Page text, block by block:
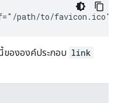
path/to/favicon.ico">
ขององค์ประกอบ link